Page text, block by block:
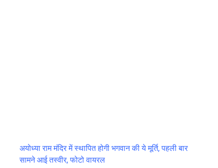
अयोध्या राम मंदिर में स्थापित होगी भगवान की ये मूर्ति, पहली बार
सामने आई तस्वीर, फोटो वायरल